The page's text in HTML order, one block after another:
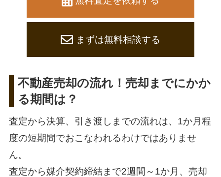
まずは無料相談する
不動産売却の流れ！売却までにかか
る期間は？
査定から決算、引き渡しまでの流れは、1か月程
度の短期間でおこなわれるわけではありませ
ん。
査定から媒介契約締結まで2週間～1か月、売却